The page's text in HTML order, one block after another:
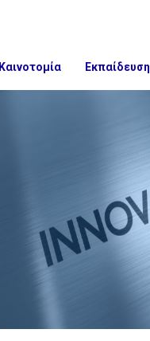
Καινοτομία Εκπαίδευση